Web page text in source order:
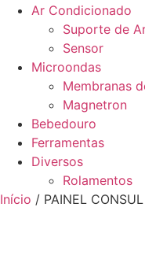
Ar Condicionado
Suporte de
Sensor
Microondas
Membranas
Magnetron
Bebedouro
Ferramentas
Diversos
Rolamentos
Início / PAINEL